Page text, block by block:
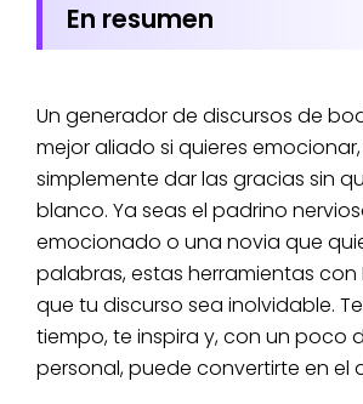
En resumen
Un generador de discursos de
mejor aliado si quieres
simplemente dar las gracias sin
blanco. Ya seas el padrino
emocionado o una novia que
palabras, estas herramientas con
que tu discurso sea inolvidable.
tiempo, te inspira y, con un poco
personal, puede convertirte en el